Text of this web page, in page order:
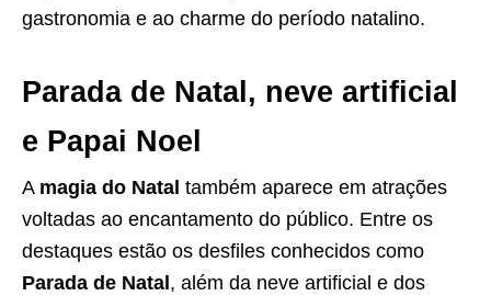
gastronomia e ao charme do período natalino.
Parada de Natal, neve artificial
e Papai Noel
A magia do Natal também aparece em atrações
voltadas ao encantamento do público. Entre os
destaques estão os desfiles conhecidos como
Parada de Natal , além da neve artificial e dos